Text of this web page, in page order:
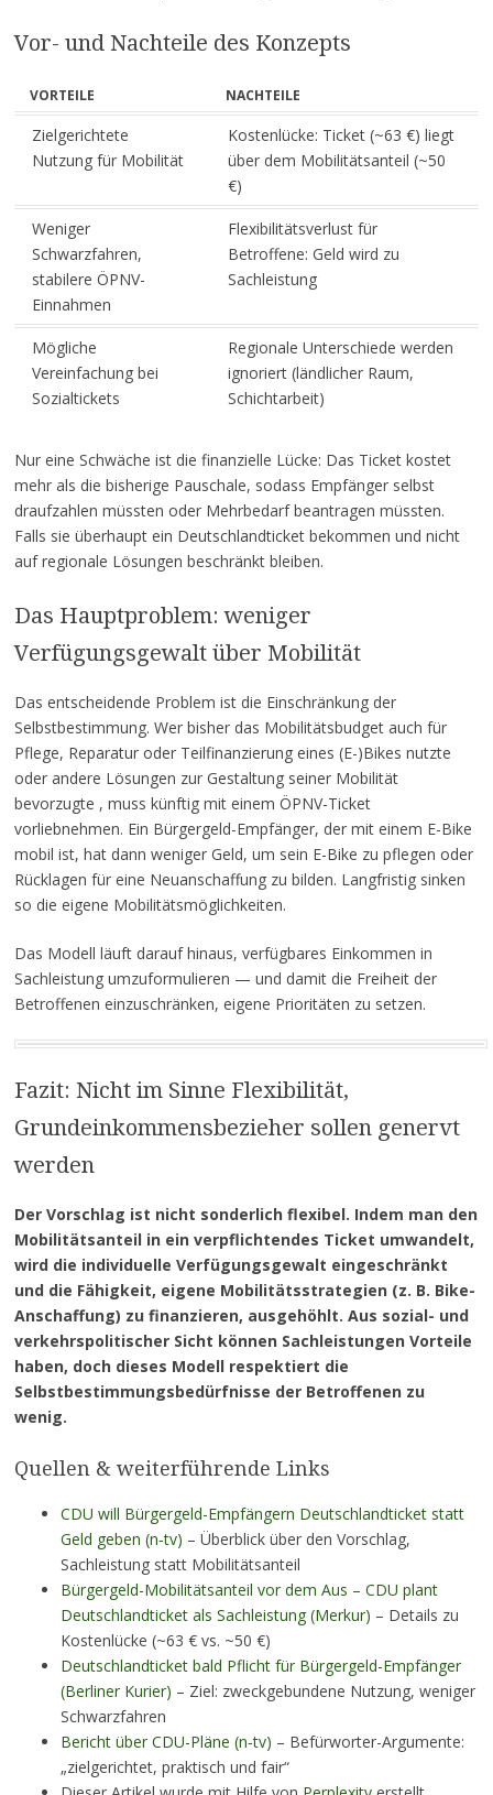
Vor- und Nachteile des Konzepts
VORTEILE NACHTEILE
Zielgerichtete
Nutzung für Mobilität
Kostenlücke: Ticket (~63 €) liegt
über dem Mobilitätsanteil (~50
€)
Weniger
Schwarzfahren,
stabilere ÖPNV-
Einnahmen
Flexibilitätsverlust für
Betroffene: Geld wird zu
Sachleistung
Mögliche
Vereinfachung bei
Sozialtickets
Regionale Unterschiede werden
ignoriert (ländlicher Raum,
Schichtarbeit)
Nur eine Schwäche ist die finanzielle Lücke: Das Ticket kostet
mehr als die bisherige Pauschale, sodass Empfänger selbst
draufzahlen müssten oder Mehrbedarf beantragen müssten.
Falls sie überhaupt ein Deutschlandticket bekommen und nicht
auf regionale Lösungen beschränkt bleiben.
Das Hauptproblem: weniger
Verfügungsgewalt über Mobilität
Das entscheidende Problem ist die Einschränkung der
Selbstbestimmung. Wer bisher das Mobilitätsbudget auch für
Pflege, Reparatur oder Teilfinanzierung eines (E-)Bikes nutzte
oder andere Lösungen zur Gestaltung seiner Mobilität
bevorzugte , muss künftig mit einem ÖPNV-Ticket
vorliebnehmen. Ein Bürgergeld-Empfänger, der mit einem E-Bike
mobil ist, hat dann weniger Geld, um sein E-Bike zu pflegen oder
Rücklagen für eine Neuanschaffung zu bilden. Langfristig sinken
so die eigene Mobilitätsmöglichkeiten.
Das Modell läuft darauf hinaus, verfügbares Einkommen in
Sachleistung umzuformulieren — und damit die Freiheit der
Betroffenen einzuschränken, eigene Prioritäten zu setzen.
Fazit: Nicht im Sinne Flexibilität,
Grundeinkommensbezieher sollen genervt
werden
Der Vorschlag ist nicht sonderlich flexibel. Indem man den
Mobilitätsanteil in ein verpflichtendes Ticket umwandelt,
wird die individuelle Verfügungsgewalt eingeschränkt
und die Fähigkeit, eigene Mobilitätsstrategien (z. B. Bike-
Anschaffung) zu finanzieren, ausgehöhlt. Aus sozial- und
verkehrspolitischer Sicht können Sachleistungen Vorteile
haben, doch dieses Modell respektiert die
Selbstbestimmungsbedürfnisse der Betroffenen zu
wenig.
Quellen & weiterführende Links
CDU will Bürgergeld-Empfängern Deutschlandticket statt
Geld geben (n‑tv) – Überblick über den Vorschlag,
Sachleistung statt Mobilitätsanteil
Bürgergeld-Mobilitätsanteil vor dem Aus – CDU plant
Deutschlandticket als Sachleistung (Merkur) – Details zu
Kostenlücke (~63 € vs. ~50 €)
Deutschlandticket bald Pflicht für Bürgergeld-Empfänger
(Berliner Kurier) – Ziel: zweckgebundene Nutzung, weniger
Schwarzfahren
Bericht über CDU-Pläne (n‑tv) – Befürworter-Argumente:
„zielgerichtet, praktisch und fair“